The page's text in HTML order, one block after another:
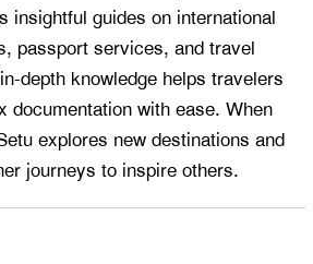
insightful guides on international
passport services, and travel
depth knowledge helps travelers
documentation with ease. When
explores new destinations and
journeys to inspire others.